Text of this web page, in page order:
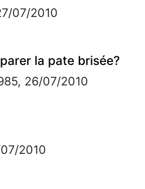
07/2010
la pate brisée?
26/07/2010
2010